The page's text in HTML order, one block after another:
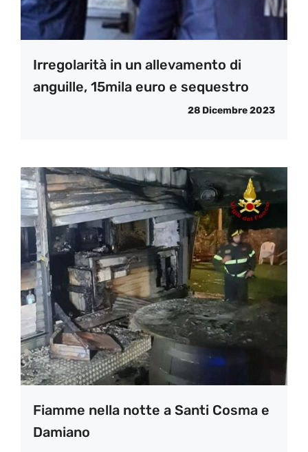
Irregolarità in un allevamento di
anguille, 15mila euro e sequestro
28 Dicembre 2023
Fiamme nella notte a Santi Cosma e
Damiano